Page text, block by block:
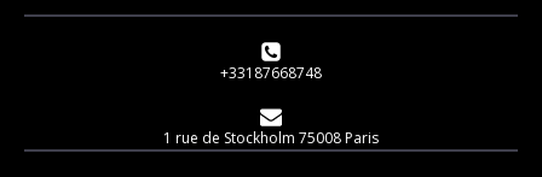
+33187668748
1 rue de Stockholm 75008 Paris